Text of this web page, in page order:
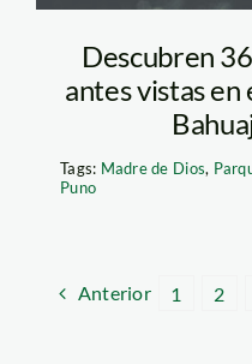
Descubren
antes vistas en
Tags: Madre de Dios,
Puno
Anterior 1 2